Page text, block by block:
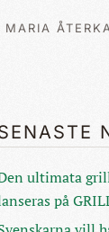
MARIA
ultimata
på